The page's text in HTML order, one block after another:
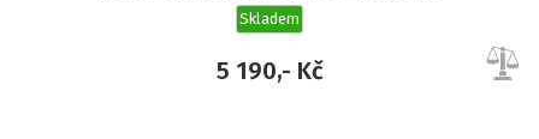
Skladem
5 190,- Kč